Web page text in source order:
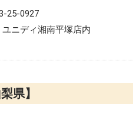
25-0927
ニディ湘南平塚店内
県